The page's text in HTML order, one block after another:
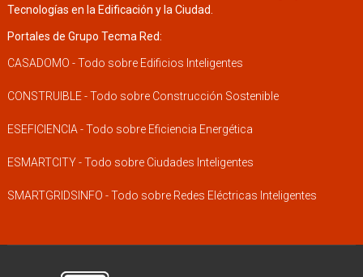
Tecnologías en la Edificación y la Ciudad.
Portales de Grupo Tecma Red:
CASADOMO - Todo sobre Edificios Inteligentes
CONSTRUIBLE - Todo sobre Construcción Sostenible
ESEFICIENCIA - Todo sobre Eficiencia Energética
ESMARTCITY - Todo sobre Ciudades Inteligentes
SMARTGRIDSINFO - Todo sobre Redes Eléctricas Inteligentes